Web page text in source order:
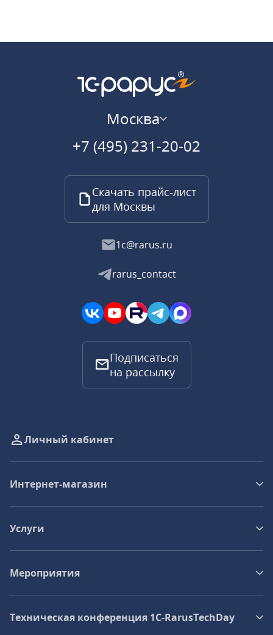
Москва
+7 (495) 231-20-02
Скачать прайс-лист
для Москвы
1c@rarus.ru
rarus_contact
Подписаться
на рассылку
Личный кабинет
Интернет-магазин
Услуги
Мероприятия
Техническая конференция 1C‑RarusTechDay